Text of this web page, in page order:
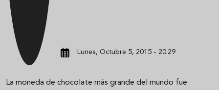
Lunes, Octubre 5, 2015 - 20:29
La moneda de chocolate más grande del mundo fue